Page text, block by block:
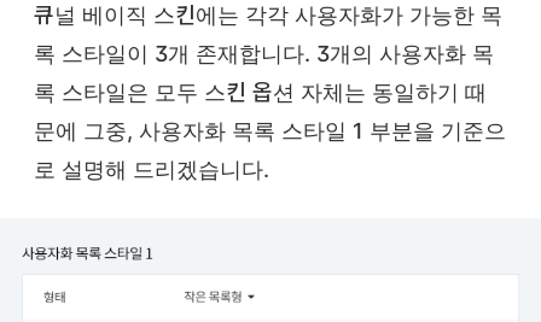
큐널 베이직 스킨에는 각각 사용자화가 가능한 목
록 스타일이 3개 존재합니다. 3개의 사용자화 목
록 스타일은 모두 스킨 옵션 자체는 동일하기 때
문에 그중, 사용자화 목록 스타일 1 부분을 기준으
로 설명해 드리겠습니다.